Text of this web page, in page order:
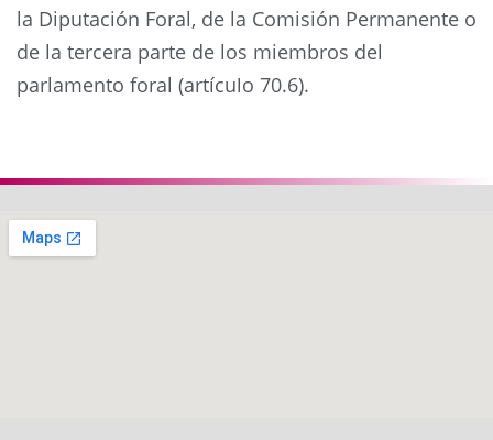
la Diputación Foral, de la Comisión Permanente o
de la tercera parte de los miembros del
parlamento foral (artículo 70.6).